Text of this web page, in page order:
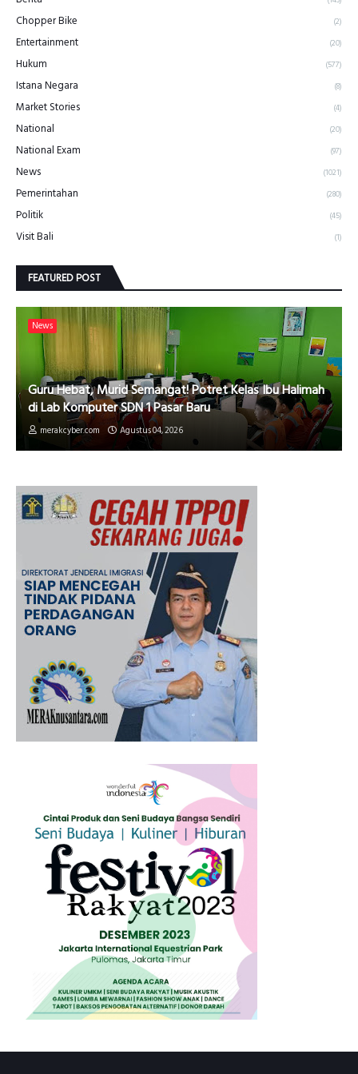
Chopper Bike (2)
Entertainment (20)
Hukum (577)
Istana Negara (8)
Market Stories (4)
National (20)
National Exam (97)
News (1021)
Pemerintahan (280)
Politik (45)
Visit Bali (1)
FEATURED POST
News
Guru Hebat, Murid Semangat! Potret Kelas Ibu Halimah
di Lab Komputer SDN 1 Pasar Baru
merakcyber.com Agustus 04, 2026